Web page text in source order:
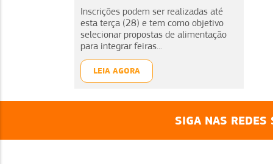
Inscrições podem ser realizadas até
esta terça (28) e tem como objetivo
selecionar propostas de alimentação
para integrar feiras...
LEIA AGORA
SIGA NAS REDES